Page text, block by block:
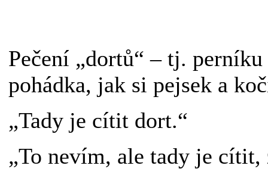
Pečení „dortů“ – tj.
pohádka, jak si pejsek a
„Tady je cítit dort.“
„To nevím, ale tady je cítit,